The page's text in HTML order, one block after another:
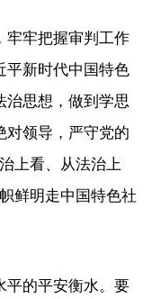
牢把握审判工作
平新时代中国特色
治思想，做到学思
对领导，严守党的
上看、从法治上
鲜明走中国特色社
的平安衡水。要